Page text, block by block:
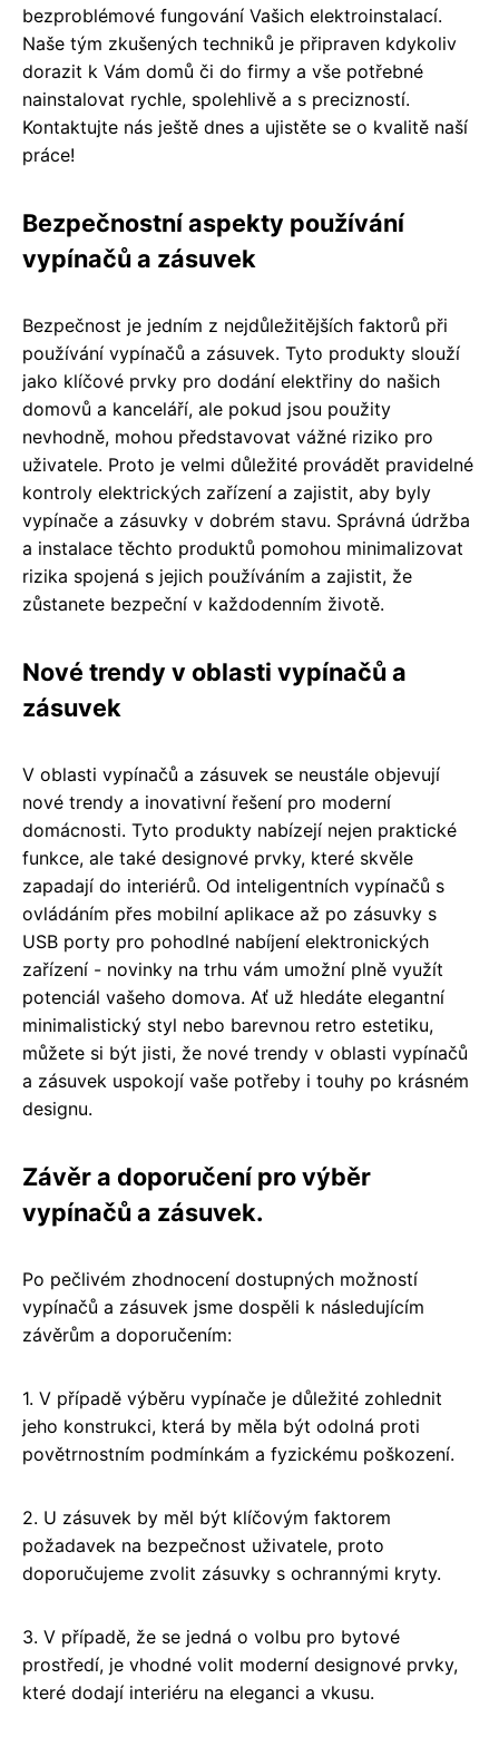
bezproblémové fungování Vašich elektroinstalací.
Naše tým zkušených techniků je připraven kdykoliv
dorazit k Vám domů či do firmy a vše potřebné
nainstalovat rychle, spolehlivě a s precizností.
Kontaktujte nás ještě dnes a ujistěte se o kvalitě naší
práce!
Bezpečnostní aspekty používání
vypínačů a zásuvek
Bezpečnost je jedním z nejdůležitějších faktorů při
používání vypínačů a zásuvek. Tyto produkty slouží
jako klíčové prvky pro dodání elektřiny do našich
domovů a kanceláří, ale pokud jsou použity
nevhodně, mohou představovat vážné riziko pro
uživatele. Proto je velmi důležité provádět pravidelné
kontroly elektrických zařízení a zajistit, aby byly
vypínače a zásuvky v dobrém stavu. Správná údržba
a instalace těchto produktů pomohou minimalizovat
rizika spojená s jejich používáním a zajistit, že
zůstanete bezpeční v každodenním životě.
Nové trendy v oblasti vypínačů a
zásuvek
V oblasti vypínačů a zásuvek se neustále objevují
nové trendy a inovativní řešení pro moderní
domácnosti. Tyto produkty nabízejí nejen praktické
funkce, ale také designové prvky, které skvěle
zapadají do interiérů. Od inteligentních vypínačů s
ovládáním přes mobilní aplikace až po zásuvky s
USB porty pro pohodlné nabíjení elektronických
zařízení - novinky na trhu vám umožní plně využít
potenciál vašeho domova. Ať už hledáte elegantní
minimalistický styl nebo barevnou retro estetiku,
můžete si být jisti, že nové trendy v oblasti vypínačů
a zásuvek uspokojí vaše potřeby i touhy po krásném
designu.
Závěr a doporučení pro výběr
vypínačů a zásuvek.
Po pečlivém zhodnocení dostupných možností
vypínačů a zásuvek jsme dospěli k následujícím
závěrům a doporučením:
1. V případě výběru vypínače je důležité zohlednit
jeho konstrukci, která by měla být odolná proti
povětrnostním podmínkám a fyzickému poškození.
2. U zásuvek by měl být klíčovým faktorem
požadavek na bezpečnost uživatele, proto
doporučujeme zvolit zásuvky s ochrannými kryty.
3. V případě, že se jedná o volbu pro bytové
prostředí, je vhodné volit moderní designové prvky,
které dodají interiéru na eleganci a vkusu.